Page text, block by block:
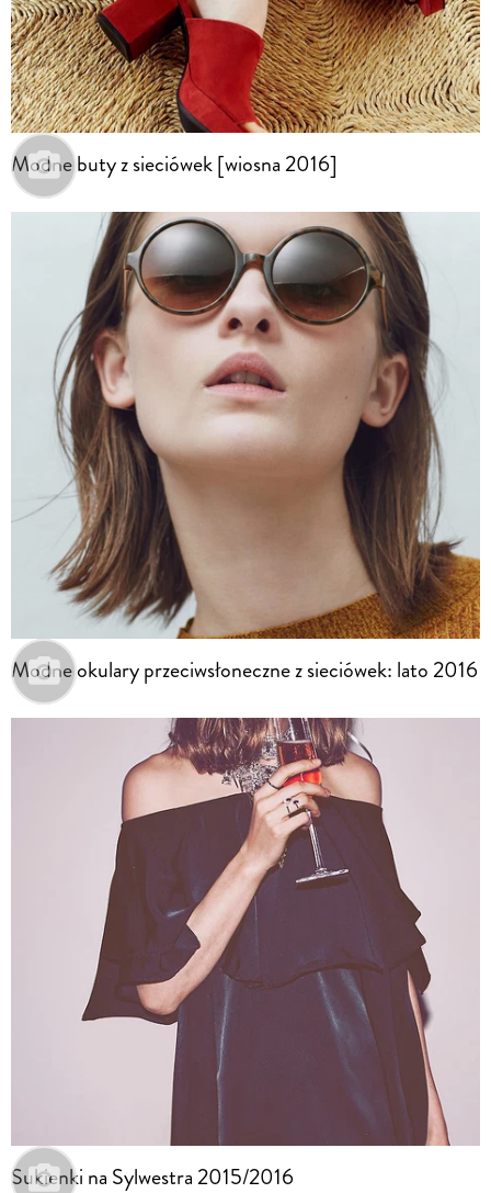
Modne buty z sieciówek [wiosna 2016]
Modne okulary przeciwsłoneczne z sieciówek: lato 2016
Sukienki na Sylwestra 2015/2016